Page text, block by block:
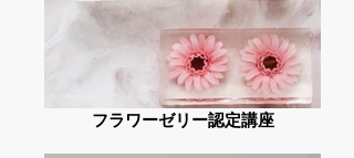
フラワーゼリー認定講座